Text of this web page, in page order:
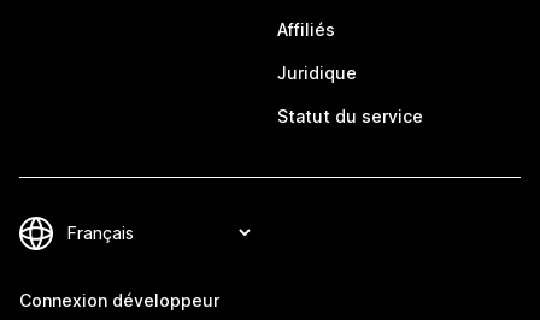
Affiliés
Juridique
Statut du service
Connexion développeur